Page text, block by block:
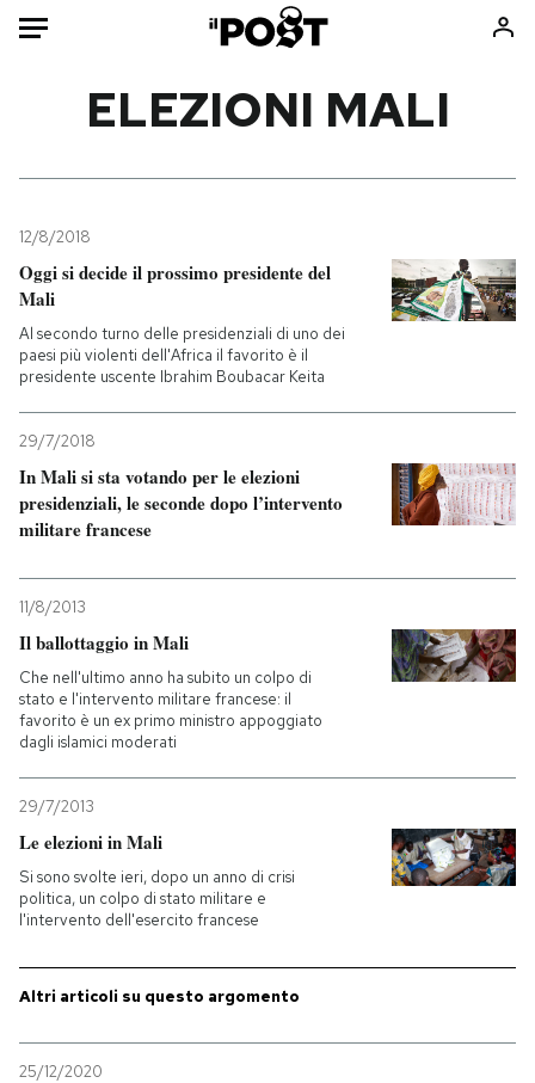
Mondo
Politica
Internet
Scienza
Economia
Sport
Consumismi
Ok Boomer!
Media
Mondiali calcio 2026
PODCAST
I MIEI PREFERITI
SHOP
CALENDARIO
AREA PERSONALE
ELEZIONI MALI
12/8/2018
Oggi si decide il prossimo presidente del
Mali
Al secondo turno delle presidenziali di uno dei
paesi più violenti dell'Africa il favorito è il
presidente uscente Ibrahim Boubacar Keita
29/7/2018
In Mali si sta votando per le elezioni
presidenziali, le seconde dopo l’intervento
militare francese
11/8/2013
Il ballottaggio in Mali
Che nell'ultimo anno ha subito un colpo di
stato e l'intervento militare francese: il
favorito è un ex primo ministro appoggiato
dagli islamici moderati
29/7/2013
Le elezioni in Mali
Si sono svolte ieri, dopo un anno di crisi
politica, un colpo di stato militare e
l'intervento dell'esercito francese
Altri articoli su questo argomento
25/12/2020